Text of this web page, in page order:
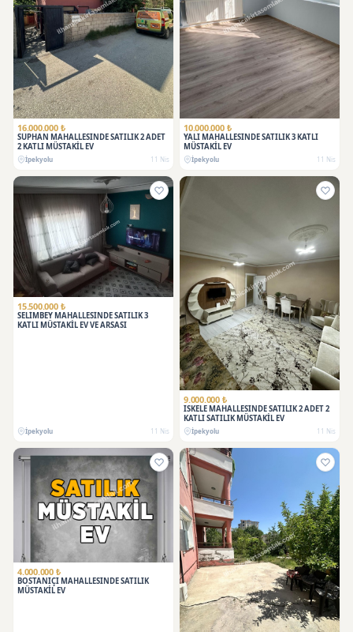
16.000.000 ₺
SÜPHAN MAHALLESİNDE SATILIK 2 ADET
2 KATLI MÜSTAKİL EV
İpekyolu 11 Nis
10.000.000 ₺
YALI MAHALLESİNDE SATILIK 3 KATLI
MÜSTAKİL EV
İpekyolu 11 Nis
15.500.000 ₺
SELİMBEY MAHALLESİNDE SATILIK 3
KATLI MÜSTAKİL EV VE ARSASI
İpekyolu 11 Nis
9.000.000 ₺
İSKELE MAHALLESİNDE SATILIK 2 ADET 2
KATLI SATILIK MÜSTAKİL EV
İpekyolu 11 Nis
4.000.000 ₺
BOSTANİÇİ MAHALLESİNDE SATILIK
MÜSTAKİL EV